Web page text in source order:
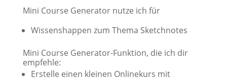
Mini Course Generator nutze ich für
Wissenshappen zum Thema Sketchnotes
Mini Course Generator-Funktion, die ich dir
empfehle:
Erstelle einen kleinen Onlinekurs mit